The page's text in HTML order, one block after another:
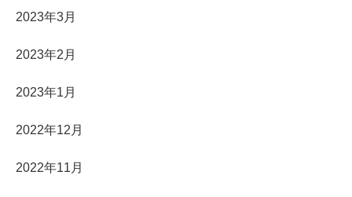
2023年3月
2023年2月
2023年1月
2022年12月
2022年11月